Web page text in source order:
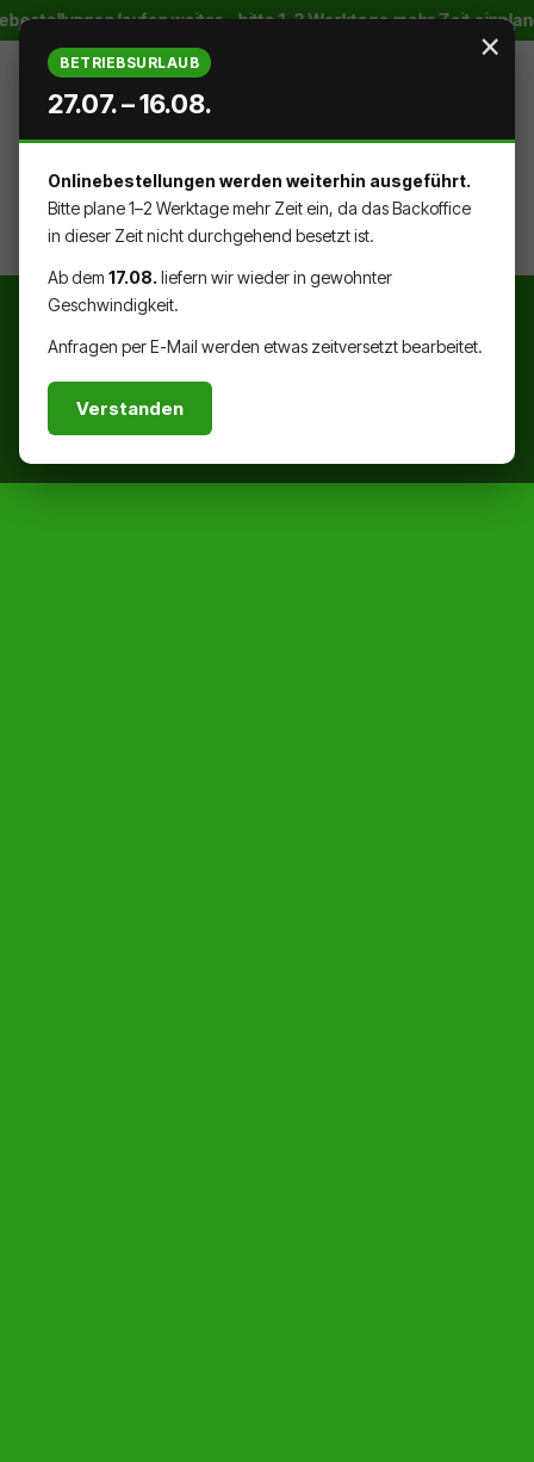
Zum Hauptinhalt springen
laufen weiter – bitte 1–2 Werktage mehr Zeit
DU HAST 0 PRODUKTE AUF
×
BETRIEBSURLAUB
27.07. – 16.08.
Onlinebestellungen werden weiterhin ausgeführt.
Bitte plane 1–2 Werktage mehr Zeit ein, da das Backoffice
in dieser Zeit nicht durchgehend besetzt ist.
Ab dem 17.08. liefern wir wieder in gewohnter
Geschwindigkeit.
Anfragen per E-Mail werden etwas zeitversetzt bearbeitet.
Verstanden